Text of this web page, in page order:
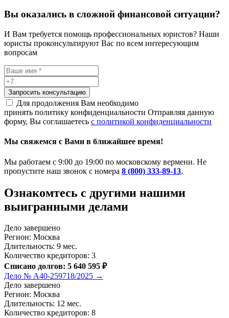
Вы оказались в сложной финансовой ситуации?
И Вам требуется помощь профессиональных юристов? Наши
юристы проконсультируют Вас по всем интересующим
вопросам
Запросить консультацию
Для продолжения Вам необходимо
принять политику конфиденциальности Отправляя данную
форму, Вы соглашаетесь с политикой конфиденциальности
Мы свяжемся с Вами в ближайшее время!
Мы работаем с 9:00 до 19:00 по московскому вермени. Не
пропустите наш звонок с номера 8 (800) 333-89-13.
Ознакомтесь c другими нашими
выигранными делами
Дело завершено
Регион: Москва
Длительность: 9 мес.
Количество кредиторов: 3
Списано долгов: 5 640 595 ₽
Дело № А40-259718/2025 →
Дело завершено
Регион: Москва
Длительность: 12 мес.
Количество кредиторов: 8